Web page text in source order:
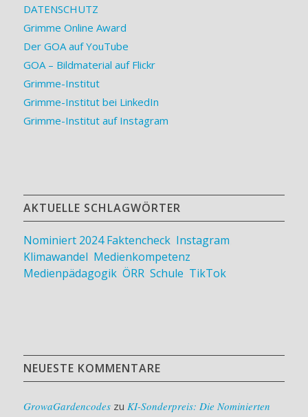
DATENSCHUTZ
Grimme Online Award
Der GOA auf YouTube
GOA – Bildmaterial auf Flickr
Grimme-Institut
Grimme-Institut bei LinkedIn
Grimme-Institut auf Instagram
AKTUELLE SCHLAGWÖRTER
Nominiert 2024 Faktencheck, Instagram
Klimawandel Medienkompetenz
Medienpädagogik, ÖRR, Schule TikTok
NEUESTE KOMMENTARE
GrowaGardencodeszu KI-Sonderpreis: Die Nominierten